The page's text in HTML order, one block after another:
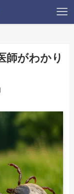
師がわかり